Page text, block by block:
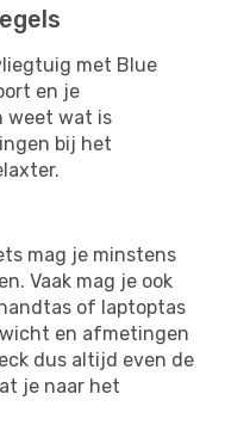
met Blue
en je
weet wat is
bij het
mag je minstens
Vaak mag je ook
of laptoptas
en afmetingen
dus altijd even de
je naar het